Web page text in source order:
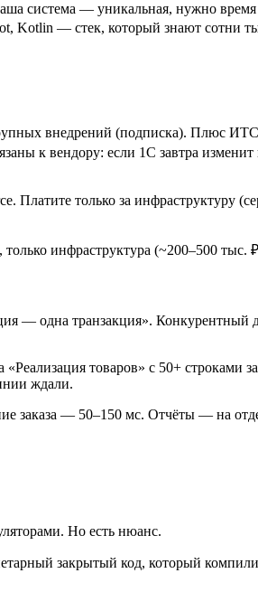
система — уникальная, нужно
Kotlin — стек, который знают сотни
внедрений (подписка). Плюс
к вендору: если 1С завтра
только за инфраструктуру
инфраструктура (~200–500 тыс.
— одна транзакция». Конкурентный
товаров» с 50+ строками
ждали.
заказа — 50–150 мс. Отчёты — на
Но есть нюанс.
закрытый код, который